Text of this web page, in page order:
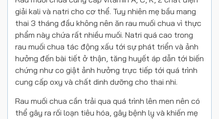
giải kali và natri cho cơ thể. Tuy nhiên mẹ bầu mang
thai 3 tháng đầu không nên ăn rau muối chua vì thực
phẩm này chứa rất nhiều muối. Natri quá cao trong
rau muối chua tác động xấu tới sự phát triển và ảnh
hưởng đến bài tiết ở thận, tăng huyết áp dẫn tới biến
chứng như co giật ảnh hưởng trực tiếp tới quá trình
cung cấp oxy và chất dinh dưỡng cho thai nhi.
Rau muối chua cần trải qua quá trình lên men nên có
thể gây ra rối loạn tiêu hóa, gây bệnh lỵ và khiến mẹ